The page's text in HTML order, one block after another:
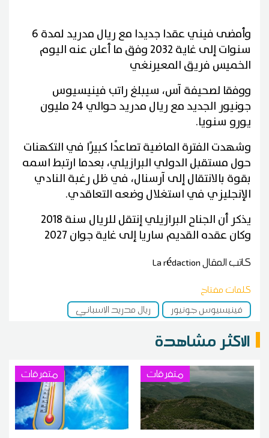
وأمضى فيني عقدا جديدا مع ريال مدريد لمدة 6
سنوات إلى غاية 2032 وفق ما أعلن عنه اليوم
الخميس فريق المعيرنغي
ووفقا لصحيفة آس، سيبلغ راتب فينيسيوس
جونيور الجديد مع ريال مدريد حوالي 24 مليون
يورو سنويا.
وشهدت الفترة الماضية تصاعدًا كبيرًا في التكهنات
حول مستقبل الدولي البرازيلي، بعدما ارتبط اسمه
بقوة بالانتقال إلى آرسنال، في ظل رغبة النادي
الإنجليزي في استغلال وضعه التعاقدي.
يذكر أن الجناح البرازيلي إنتقل للريال سنة 2018
وكان عقده القديم ساريا إلى غاية جوان 2027
كاتب المقالLa rédaction
كلمات مفتاح
فينيسيوس جونيور
ريال مدريد الإسباني
الاكثر مشاهدة
متفرقات متفرقات